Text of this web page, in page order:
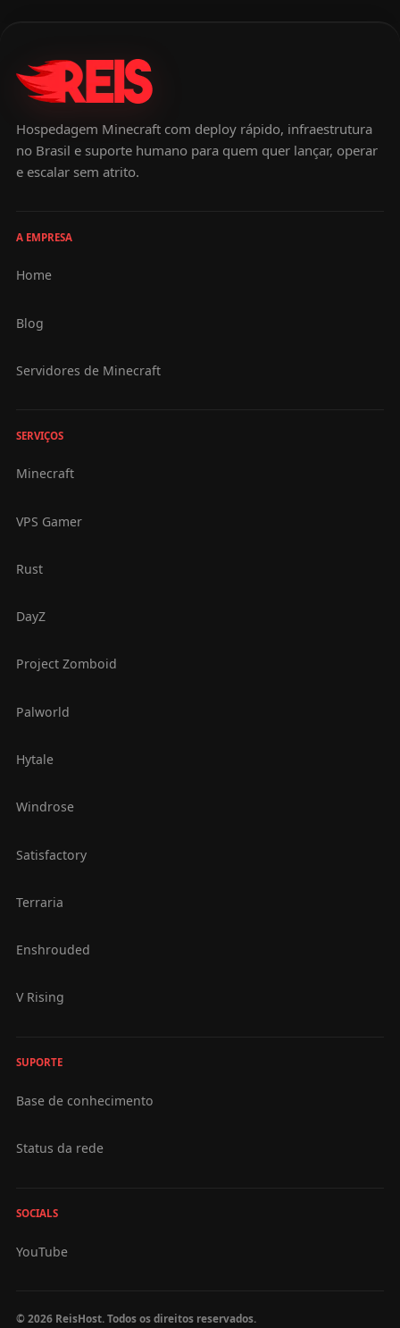
Hospedagem Minecraft com deploy rápido, infraestrutura
no Brasil e suporte humano para quem quer lançar, operar
e escalar sem atrito.
A EMPRESA
Home
Blog
Servidores de Minecraft
SERVIÇOS
Minecraft
VPS Gamer
Rust
DayZ
Project Zomboid
Palworld
Hytale
Windrose
Satisfactory
Terraria
Enshrouded
V Rising
SUPORTE
Base de conhecimento
Status da rede
SOCIALS
YouTube
© 2026 ReisHost. Todos os direitos reservados.